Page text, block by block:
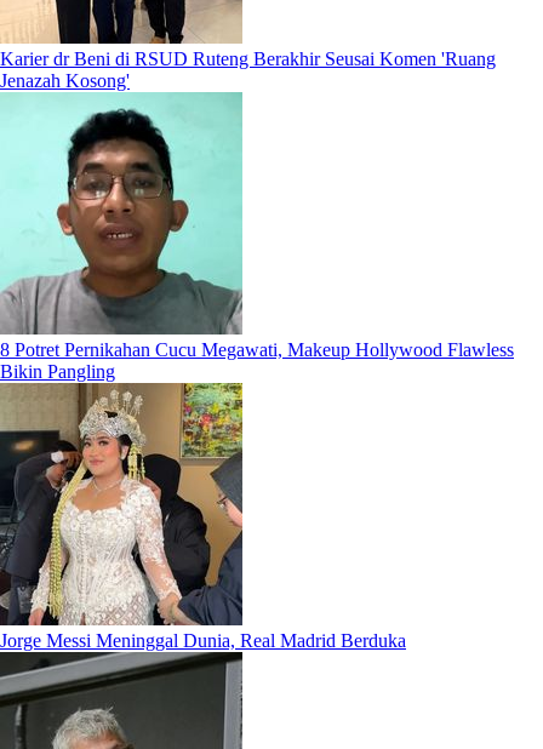
Karier dr Beni di RSUD Ruteng Berakhir Seusai Komen 'Ruang
Jenazah Kosong'
8 Potret Pernikahan Cucu Megawati, Makeup Hollywood Flawless
Bikin Pangling
Jorge Messi Meninggal Dunia, Real Madrid Berduka